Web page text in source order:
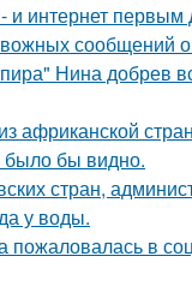
и интернет первым
сообщений
Нина добрев
африканской
было бы видно.
стран,
у воды.
в